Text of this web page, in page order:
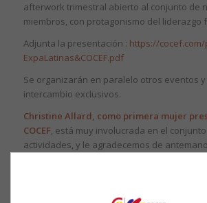
afterwork trimestral abierto al conjunto de
miembros, con protagonismo del liderazgo
Adjunta la presentación : https://
ExpaLatinas&COCEF.pdf
Se organizarán en paralelo otros eventos
intercambio exclusivos.
Christine Allard, como primera mujer
COCEF, está muy involucrada en el
actividades, y le agradecemos de
Desarrollo de Mercamadrid, SA